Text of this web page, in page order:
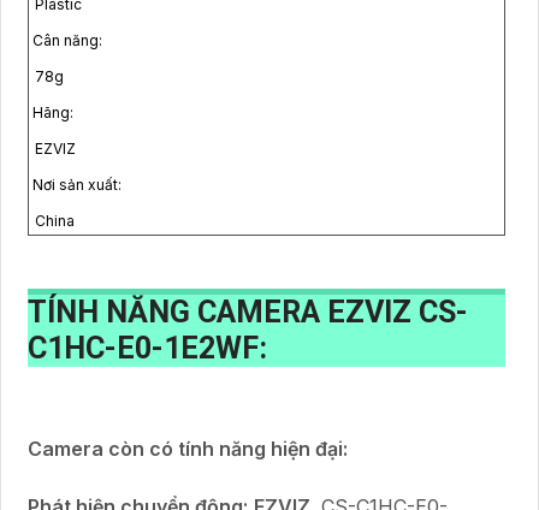
Plastic
Cân năng:
78g
Hãng:
EZVIZ
Nơi sản xuất:
China
TÍNH NĂNG CAMERA EZVIZ CS-
C1HC-E0-1E2WF:
Camera còn có tính năng hiện đại: